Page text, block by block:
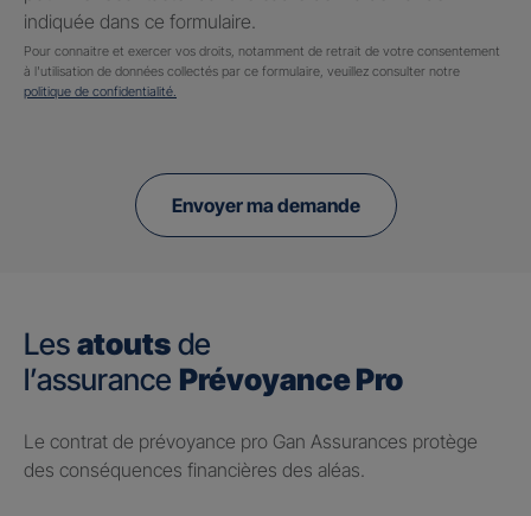
indiquée dans ce formulaire.
Pour connaitre et exercer vos droits, notamment de retrait de votre consentement
à l'utilisation de données collectés par ce formulaire, veuillez consulter notre
politique de confidentialité.
Envoyer ma demande
Les atouts de
l’assurance Prévoyance Pro
Le contrat de prévoyance pro Gan Assurances protège
des conséquences financières des aléas.